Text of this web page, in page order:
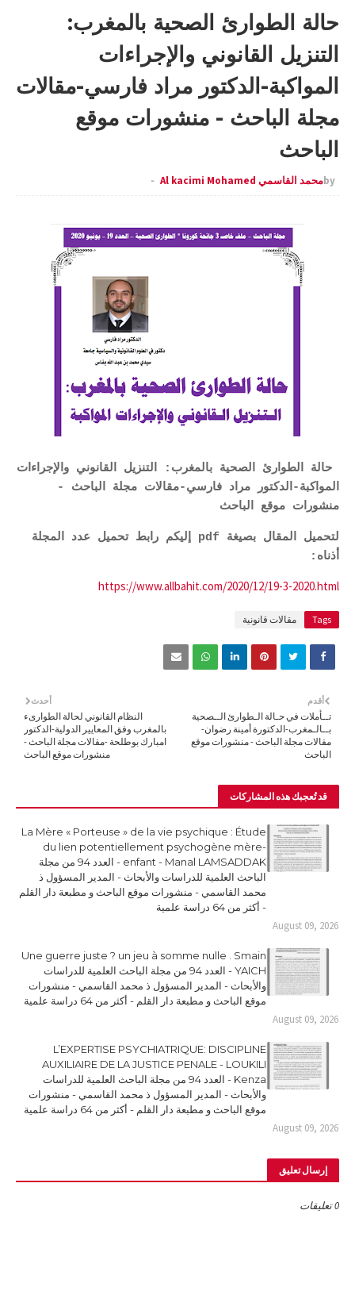
حالة الطوارئ الصحية بالمغرب:
التنزيل القانوني والإجراءات
المواكبة-الدكتور مراد فارسي-مقالات
مجلة الباحث - منشورات موقع
الباحث
byمحمد القاسمي Al kacimi Mohamed
حالة الطوارئ الصحية بالمغرب: التنزيل القانوني والإجراءات
المواكبة-الدكتور مراد فارسي-مقالات مجلة الباحث -
منشورات موقع الباحث
لتحميل المقال بصيغة pdf إليكم رابط تحميل عدد المجلة
أذناه:
https://www.allbahit.com/2020/12/19-3-2020.html
Tags مقالات قانونية
أحدث
النظام القانوني لحالة الطوارىء
بالمغرب وفق المعايير الدولية-الدكتور
امبارك بوطلحة -مقالات مجلة الباحث -
منشورات موقع الباحث
أقدم
تــأملات في حـالة الـطوارئ الــصحية
بــالـمغرب-الدكتورة أمينة رضوان-
مقالات مجلة الباحث - منشورات موقع
الباحث
قد تُعجبك هذه المشاركات
La Mère « Porteuse » de la vie psychique : Étude
du lien potentiellement psychogène mère-
enfant - Manal LAMSADDAK - العدد 94 من مجلة
الباحث العلمية للدراسات والأبحاث - المدير المسؤول ذ
محمد القاسمي - منشورات موقع الباحث و مطبعة دار القلم
- أكثر من 64 دراسة علمية
August 09, 2026
Une guerre juste ? un jeu à somme nulle . Smain
YAICH - العدد 94 من مجلة الباحث العلمية للدراسات
والأبحاث - المدير المسؤول ذ محمد القاسمي - منشورات
موقع الباحث و مطبعة دار القلم - أكثر من 64 دراسة علمية
August 09, 2026
L’EXPERTISE PSYCHIATRIQUE: DISCIPLINE
AUXILIAIRE DE LA JUSTICE PENALE - LOUKILI
Kenza - العدد 94 من مجلة الباحث العلمية للدراسات
والأبحاث - المدير المسؤول ذ محمد القاسمي - منشورات
موقع الباحث و مطبعة دار القلم - أكثر من 64 دراسة علمية
August 09, 2026
إرسال تعليق
0 تعليقات